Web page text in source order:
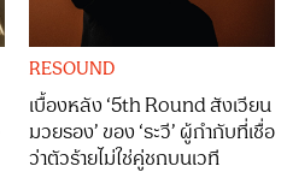
RESOUND
เบื้องหลัง ‘5th Round สังเวียน
มวยรอง’ ของ ‘ระวี’ ผู้กำกับที่เชื่อ
ว่าตัวร้ายไม่ใช่คู่ชกบนเวที